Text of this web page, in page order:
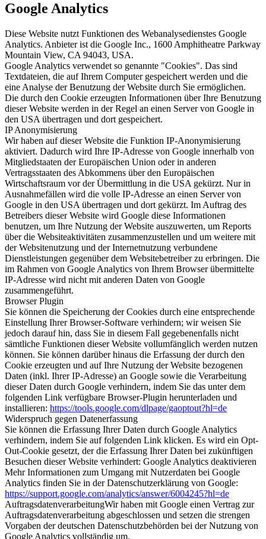
Google Analytics
Diese Website nutzt Funktionen des Webanalysedienstes Google
Analytics. Anbieter ist die Google Inc., 1600 Amphitheatre Parkway
Mountain View, CA 94043, USA.
Google Analytics verwendet so genannte "Cookies". Das sind
Textdateien, die auf Ihrem Computer gespeichert werden und die
eine Analyse der Benutzung der Website durch Sie ermöglichen.
Die durch den Cookie erzeugten Informationen über Ihre Benutzung
dieser Website werden in der Regel an einen Server von Google in
den USA übertragen und dort gespeichert.
IP Anonymisierung
Wir haben auf dieser Website die Funktion IP-Anonymisierung
aktiviert. Dadurch wird Ihre IP-Adresse von Google innerhalb von
Mitgliedstaaten der Europäischen Union oder in anderen
Vertragsstaaten des Abkommens über den Europäischen
Wirtschaftsraum vor der Übermittlung in die USA gekürzt. Nur in
Ausnahmefällen wird die volle IP-Adresse an einen Server von
Google in den USA übertragen und dort gekürzt. Im Auftrag des
Betreibers dieser Website wird Google diese Informationen
benutzen, um Ihre Nutzung der Website auszuwerten, um Reports
über die Websiteaktivitäten zusammenzustellen und um weitere mit
der Websitenutzung und der Internetnutzung verbundene
Dienstleistungen gegenüber dem Websitebetreiber zu erbringen. Die
im Rahmen von Google Analytics von Ihrem Browser übermittelte
IP-Adresse wird nicht mit anderen Daten von Google
zusammengeführt.
Browser Plugin
Sie können die Speicherung der Cookies durch eine entsprechende
Einstellung Ihrer Browser-Software verhindern; wir weisen Sie
jedoch darauf hin, dass Sie in diesem Fall gegebenenfalls nicht
sämtliche Funktionen dieser Website vollumfänglich werden nutzen
können. Sie können darüber hinaus die Erfassung der durch den
Cookie erzeugten und auf Ihre Nutzung der Website bezogenen
Daten (inkl. Ihrer IP-Adresse) an Google sowie die Verarbeitung
dieser Daten durch Google verhindern, indem Sie das unter dem
folgenden Link verfügbare Browser-Plugin herunterladen und
installieren: https://tools.google.com/dlpage/gaoptout?hl=de
Widerspruch gegen Datenerfassung
Sie können die Erfassung Ihrer Daten durch Google Analytics
verhindern, indem Sie auf folgenden Link klicken. Es wird ein Opt-
Out-Cookie gesetzt, der die Erfassung Ihrer Daten bei zukünftigen
Besuchen dieser Website verhindert: Google Analytics deaktivieren
Mehr Informationen zum Umgang mit Nutzerdaten bei Google
Analytics finden Sie in der Datenschutzerklärung von Google:
https://support.google.com/analytics/answer/6004245?hl=de
AuftragsdatenverarbeitungWir haben mit Google einen Vertrag zur
Auftragsdatenverarbeitung abgeschlossen und setzen die strengen
Vorgaben der deutschen Datenschutzbehörden bei der Nutzung von
Google Analytics vollständig um.